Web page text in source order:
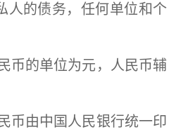
人的债务，任何单位和个
的单位为元，人民币辅
由中国人民银行统一印